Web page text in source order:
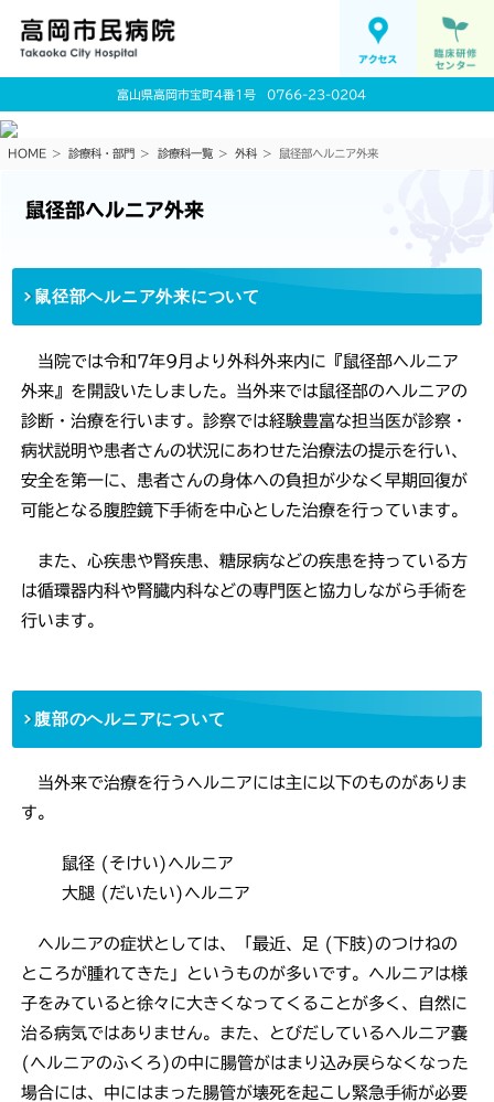
富山県高岡市宝町4番1号 0766-23-0204
HOME 診療科・部門 診療科一覧 外科 鼠径部ヘルニア外来
鼠径部ヘルニア外来
鼠径部ヘルニア外来について
当院では令和7年9月より外科外来内に『鼠径部ヘルニア
外来』を開設いたしました。当外来では鼠径部のヘルニアの
診断・治療を行います。診察では経験豊富な担当医が診察・
病状説明や患者さんの状況にあわせた治療法の提示を行い、
安全を第一に、患者さんの身体への負担が少なく早期回復が
可能となる腹腔鏡下手術を中心とした治療を行っています。
また、心疾患や腎疾患、糖尿病などの疾患を持っている方
は循環器内科や腎臓内科などの専門医と協力しながら手術を
行います。
腹部のヘルニアについて
当外来で治療を行うヘルニアには主に以下のものがありま
す。
鼠径 (そけい)ヘルニア
大腿 (だいたい)ヘルニア
ヘルニアの症状としては、「最近、足 (下肢)のつけねの
ところが腫れてきた」というものが多いです。ヘルニアは様
子をみていると徐々に大きくなってくることが多く、自然に
治る病気ではありません。また、とびだしているヘルニア嚢
(ヘルニアのふくろ)の中に腸管がはまり込み戻らなくなった
場合には、中にはまった腸管が壊死を起こし緊急手術が必要